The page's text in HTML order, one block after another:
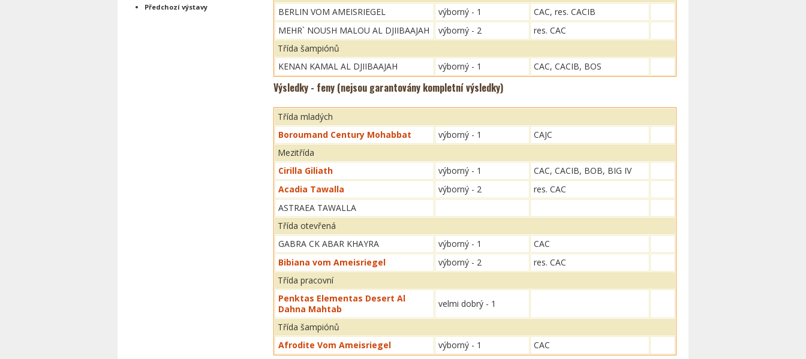
BERLIN VOM AMEISRIEGEL
výborný - 1
CAC, res. CACIB
MEHR` NOUSH MALOU AL DJIIBAAJAH
výborný - 2
res. CAC
Třída šampiónů
KENAN KAMAL AL DJIIBAAJAH
výborný - 1 CAC, CACIB, BOS
Výsledky - feny (nejsou garantovány kompletní výsledky)
Třída mladých
Boroumand Century Mohabbat
výborný - 1
CAJC
Mezitřída
Cirilla Giliath
výborný - 1
CAC, CACIB, BOB, BIG IV
Acadia Tawalla
výborný - 2
res. CAC
ASTRAEA TAWALLA
Třída otevřená
GABRA CK ABAR KHAYRA
výborný - 1
CAC
Bibiana vom Ameisriegel
výborný - 2
res. CAC
Třída pracovní
Penktas Elementas Desert Al
Dahna Mahtab
velmi dobrý - 1
Třída šampiónů
Afrodite Vom Ameisriegel
výborný - 1 CAC
Předchozí výstavy